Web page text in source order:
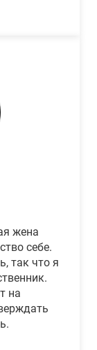
жена
себе.
так что я
на